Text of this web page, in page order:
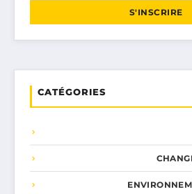
S'INSCRIRE
CATÉGORIES